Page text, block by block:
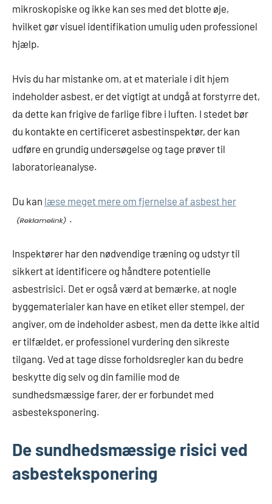
mikroskopiske og ikke kan ses med det blotte øje,
hvilket gør visuel identifikation umulig uden professionel
hjælp.
Hvis du har mistanke om, at et materiale i dit hjem
indeholder asbest, er det vigtigt at undgå at forstyrre det,
da dette kan frigive de farlige fibre i luften. I stedet bør
du kontakte en certificeret asbestinspektør, der kan
udføre en grundig undersøgelse og tage prøver til
laboratorieanalyse.
Du kan læse meget mere om fjernelse af asbest her
.
Inspektører har den nødvendige træning og udstyr til
sikkert at identificere og håndtere potentielle
asbestrisici. Det er også værd at bemærke, at nogle
byggematerialer kan have en etiket eller stempel, der
angiver, om de indeholder asbest, men da dette ikke altid
er tilfældet, er professionel vurdering den sikreste
tilgang. Ved at tage disse forholdsregler kan du bedre
beskytte dig selv og din familie mod de
sundhedsmæssige farer, der er forbundet med
asbesteksponering.
De sundhedsmæssige risici ved
asbesteksponering